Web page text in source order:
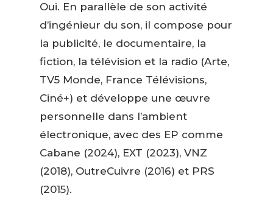
Oui. En parallèle de son activité
d’ingénieur du son, il compose pour
la publicité, le documentaire, la
fiction, la télévision et la radio (Arte,
TV5 Monde, France Télévisions,
Ciné+) et développe une œuvre
personnelle dans l’ambient
électronique, avec des EP comme
Cabane (2024), EXT (2023), VNZ
(2018), OutreCuivre (2016) et PRS
(2015).